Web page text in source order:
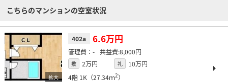
こちらのマンションの空室状況
402a 6.6万円
- 8,000円
敷 2万円 礼
10万円
4階 1K（27.34ｍ2）